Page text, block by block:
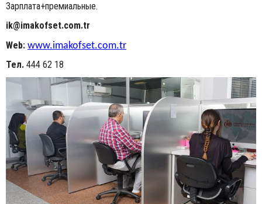
Зарплата+премиальные.
ik@imakofset.com.tr
Web: www.imakofset.com.tr
Тел. 444 62 18